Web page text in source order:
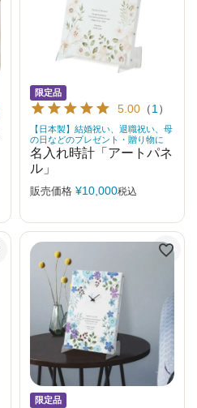
限定品
5.00 （1 ）
【日本製】結婚祝い、退職祝い、母
の日などのプレゼント・贈り物に
名入れ時計「アートパネ
ル」
販売価格 ¥10,000税込
限定品